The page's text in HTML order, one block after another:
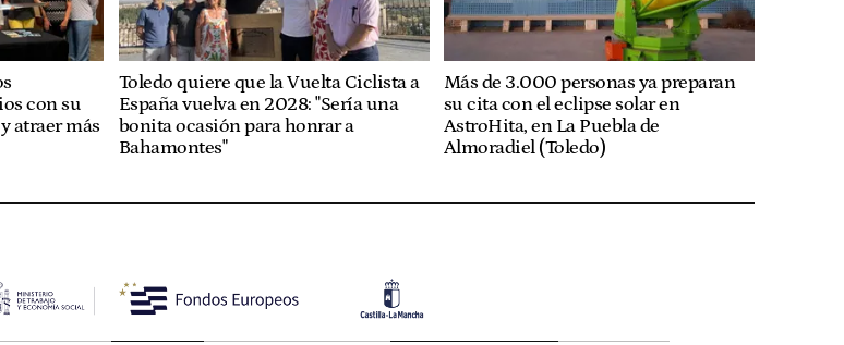
con su
atraer más
Toledo quiere que la Vuelta Ciclista a
España vuelva en 2028: "Sería una
bonita ocasión para honrar a
Bahamontes"
Más de 3.000 personas ya preparan
su cita con el eclipse solar en
AstroHita, en La Puebla de
Almoradiel (Toledo)